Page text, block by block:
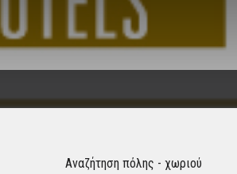
Αναζήτηση πόλης - χωριού